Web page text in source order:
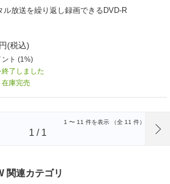
ル放送を繰り返し録画できるDVD-R
円(税込)
ント (1%)
了しました
在庫完売
1 〜 11 件を表示 （全 11 件）
1 / 1
関連カテゴリ